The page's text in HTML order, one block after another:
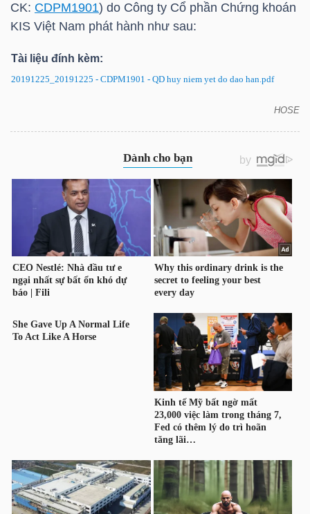
CK: CDPM1901) do Công ty Cổ phần Chứng khoán
KIS Việt Nam phát hành như sau:
Tài liệu đính kèm:
20191225_20191225 - CDPM1901 - QD huy niem yet do dao han.pdf
HOSE
SẢN
TÀI
KINH
TẾ
THẾ
TÀI